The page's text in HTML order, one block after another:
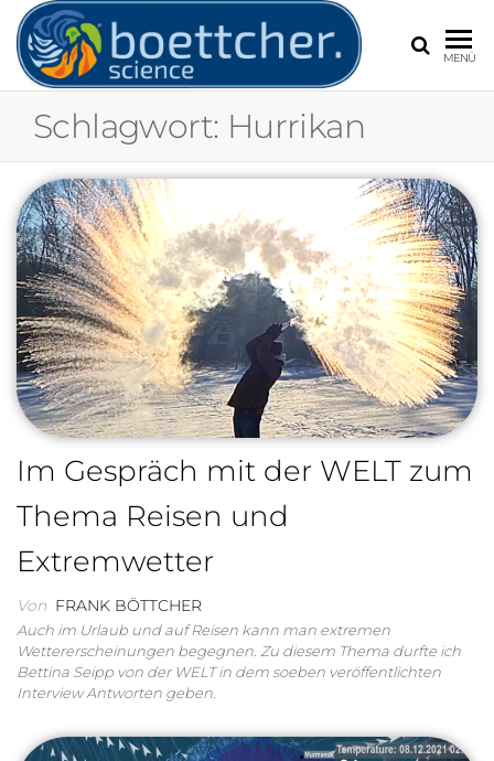
Frank
Klimawandel
MENÜ
Schlagwort: Hurrikan
Im Gespräch mit der WELT zum
Thema Reisen und
Extremwetter
Von FRANK BÖTTCHER
Auch im Urlaub und auf Reisen kann man extremen
Wettererscheinungen begegnen. Zu diesem Thema durfte ich
Bettina Seipp von der WELT in dem soeben veröffentlichten
Interview Antworten geben.